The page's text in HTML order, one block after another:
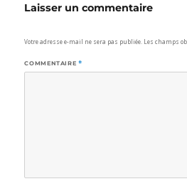
Laisser un commentaire
Votre adresse e-mail ne sera pas publiée. Les champs
COMMENTAIRE *